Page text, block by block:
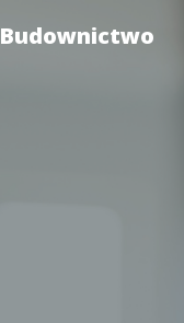
Budownictwo